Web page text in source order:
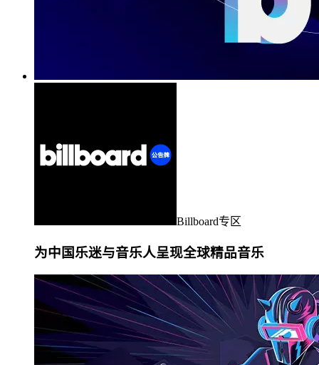
Billboard专区
为中国乐迷与音乐人呈现全球精品音乐